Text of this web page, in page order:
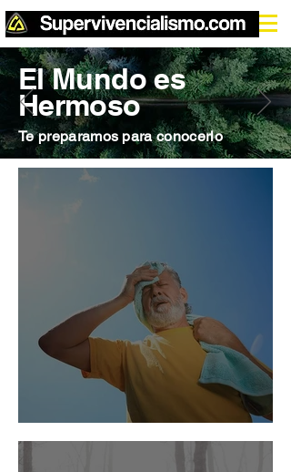
El Mundo es
Hermoso
Te preparamos para conocerlo
Golpe de calor